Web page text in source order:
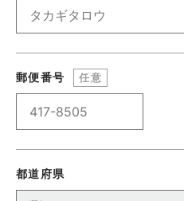
郵便番号 任意
都道府県